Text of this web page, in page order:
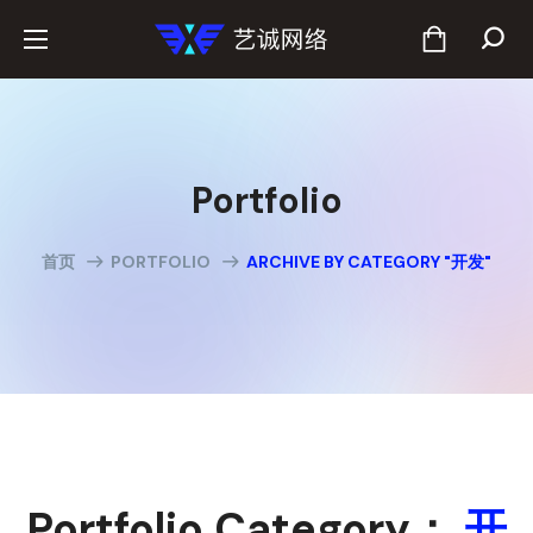
Portfolio
首页 PORTFOLIO ARCHIVE BY CATEGORY "开发"